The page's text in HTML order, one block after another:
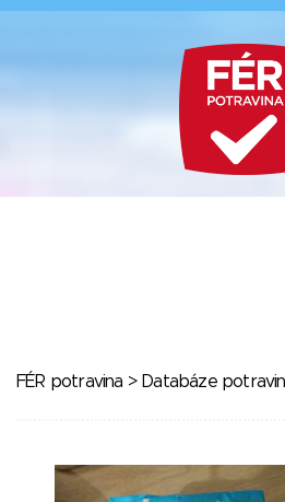
FÉR potravina > Databáze potravin